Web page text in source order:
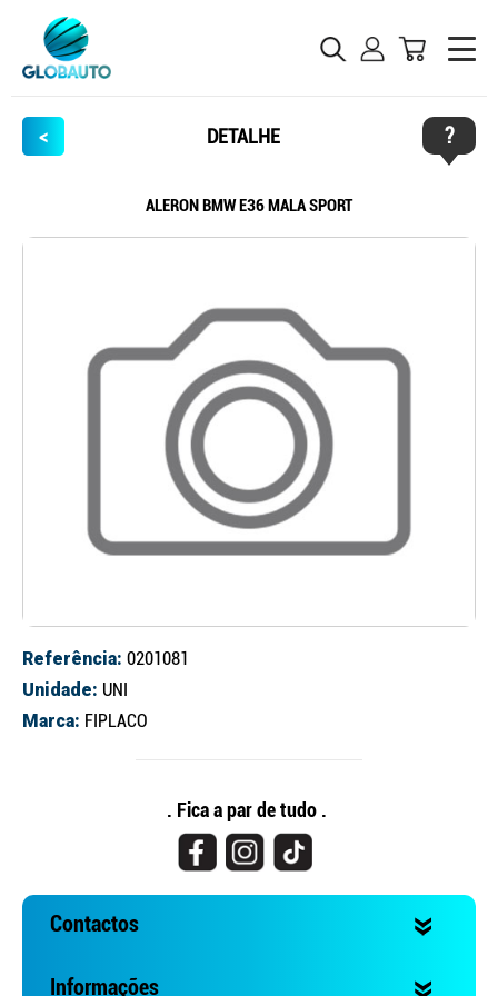
< DETALHE ?
ALERON BMW E36 MALA SPORT
Referência: 0201081
Unidade: UNI
Marca: FIPLACO
. Fica a par de tudo .
Contactos
Informações